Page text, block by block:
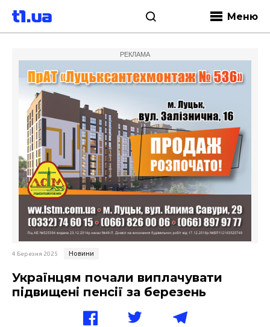
Меню
РЕКЛАМА
4 Березня 2025 Новини
Українцям почали виплачувати
підвищені пенсії за березень